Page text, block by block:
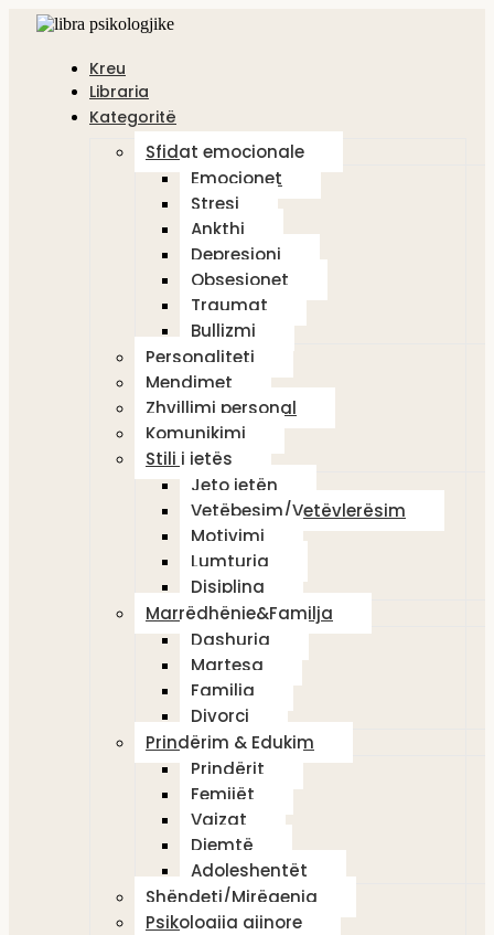
Kreu
Libraria
Kategoritë
Sfidat emocionale
Emocionet
Stresi
Ankthi
Depresioni
Obsesionet
Traumat
Bullizmi
Personaliteti
Mendimet
Zhvillimi personal
Komunikimi
Stili i jetës
Jeto jetën
Vetëbesim/Vetëvlerësim
Motivimi
Lumturia
Disiplina
Marrëdhënie&Familja
Dashuria
Martesa
Familja
Divorci
Prindërim & Edukim
Prindërit
Femijët
Vajzat
Djemtë
Adoleshentët
Shëndeti/Mirëqenia
Psikologjia gjinore